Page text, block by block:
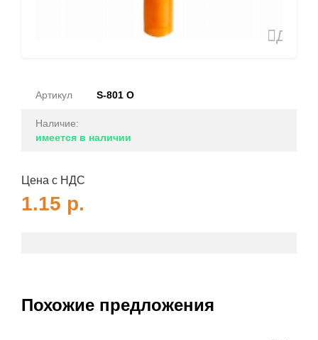
Артикул S-801 О
Наличие:
имеется в наличии
Цена с НДС
1.15 р.
Похожие предложения